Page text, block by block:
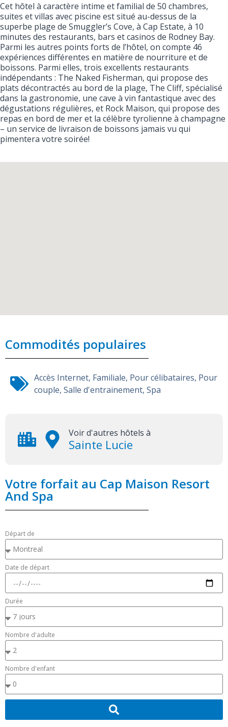
Cet hôtel à caractère intime et familial de 50 chambres,
suites et villas avec piscine est situé au-dessus de la
superbe plage de Smuggler’s Cove, à Cap Estate, à 10
minutes des restaurants, bars et casinos de Rodney Bay.
Parmi les autres points forts de l’hôtel, on compte 46
expériences différentes en matière de nourriture et de
boissons. Parmi elles, trois excellents restaurants
indépendants : The Naked Fisherman, qui propose des
plats décontractés au bord de la plage, The Cliff, spécialisé
dans la gastronomie, une cave à vin fantastique avec des
dégustations régulières, et Rock Maison, qui propose des
repas en bord de mer et la célèbre tyrolienne à champagne
– un service de livraison de boissons jamais vu qui
pimentera votre soirée!
Commodités populaires
Accès Internet, Familiale, Pour célibataires, Pour
couple, Salle d'entrainement, Spa
Voir d'autres hôtels à
Sainte Lucie
Votre forfait au Cap Maison Resort
And Spa
Départ de
Date de départ
Durée
Nombre d'adulte
Nombre d'enfant